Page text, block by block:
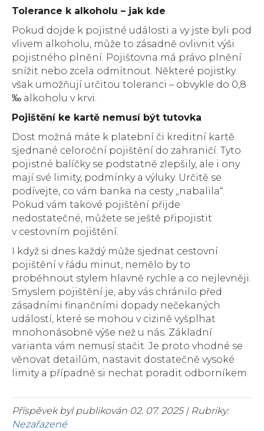
Tolerance k alkoholu – jak kde
Pokud dojde k pojistné události a vy jste byli pod
vlivem alkoholu, může to zásadně ovlivnit výši
pojistného plnění. Pojišťovna má právo plnění
snížit nebo zcela odmítnout. Některé pojistky
však umožňují určitou toleranci – obvykle do 0,8
‰ alkoholu v krvi.
Pojištění ke kartě nemusí být tutovka
Dost možná máte k platební či kreditní kartě
sjednané celoroční pojištění do zahraničí. Tyto
pojistné balíčky se podstatně zlepšily, ale i ony
mají své limity, podmínky a výluky. Určitě se
podívejte, co vám banka na cesty „nabalila“.
Pokud vám takové pojištění přijde
nedostatečné, můžete se ještě připojistit
v cestovním pojištění.
I když si dnes každý může sjednat cestovní
pojištění v řádu minut, nemělo by to
proběhnout stylem hlavně rychle a co nejlevněji.
Smyslem pojištění je, aby vás chránilo před
zásadními finančními dopady nečekaných
událostí, které se mohou v cizině vyšplhat
mnohonásobně výše než u nás. Základní
varianta vám nemusí stačit. Je proto vhodné se
věnovat detailům, nastavit dostatečně vysoké
limity a případně si nechat poradit odborníkem.
Příspěvek byl publikován 02. 07. 2025 | Rubriky:
Nezařazené